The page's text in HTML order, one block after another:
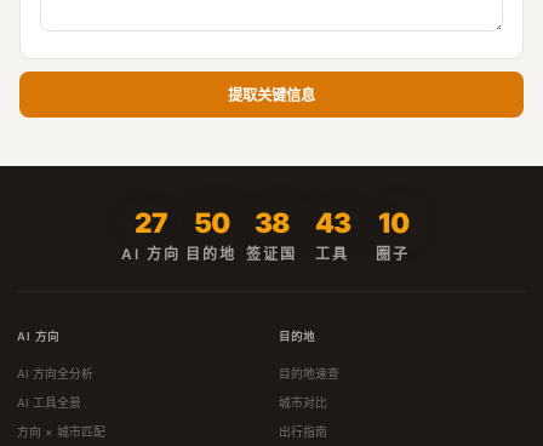
提取关键信息
27
AI 方向
50
目的地
38
签证国
43
工具
10
圈子
AI 方向
AI 方向全分析
AI 工具全景
方向 × 城市匹配
目的地
目的地速查
城市对比
出行指南